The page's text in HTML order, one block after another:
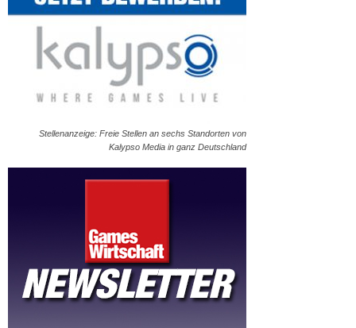
Stellenanzeige: Freie Stellen an sechs Standorten von
Kalypso Media in ganz Deutschland